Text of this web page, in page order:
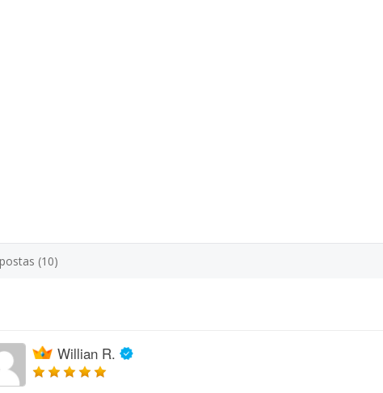
(10)
Willian R.